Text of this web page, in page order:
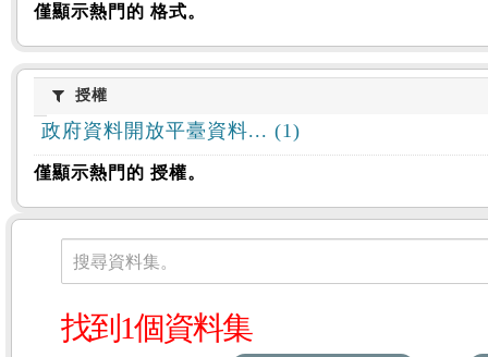
僅顯示熱門的 格式。
授權授權
政府資料開放平臺資料... (1)
僅顯示熱門的 授權。
資料集
搜尋資料集。
找到1個資料集